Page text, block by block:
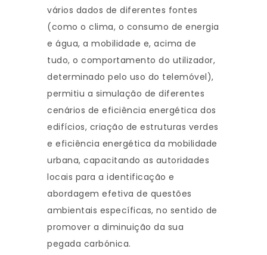
vários dados de diferentes fontes
(como o clima, o consumo de energia
e água, a mobilidade e, acima de
tudo, o comportamento do utilizador,
determinado pelo uso do telemóvel),
permitiu a simulação de diferentes
cenários de eficiência energética dos
edifícios, criação de estruturas verdes
e eficiência energética da mobilidade
urbana, capacitando as autoridades
locais para a identificação e
abordagem efetiva de questões
ambientais específicas, no sentido de
promover a diminuição da sua
pegada carbónica.